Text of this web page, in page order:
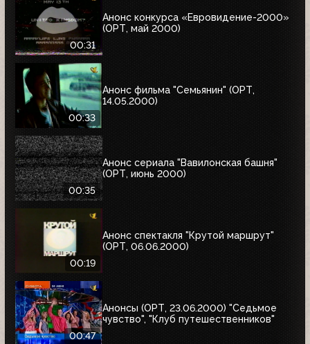
00:31
Анонс конкурса «Евровидение-2000»
(ОРТ, май 2000)
00:33
Анонс фильма "Семьянин" (ОРТ,
14.05.2000)
00:35
Анонс сериала "Вавилонская башня"
(ОРТ, июнь 2000)
00:19
Анонс спектакля "Крутой маршрут"
(ОРТ, 06.06.2000)
00:47
Анонсы (ОРТ, 23.06.2000) "Седьмое
чувство", "Клуб путешественников"